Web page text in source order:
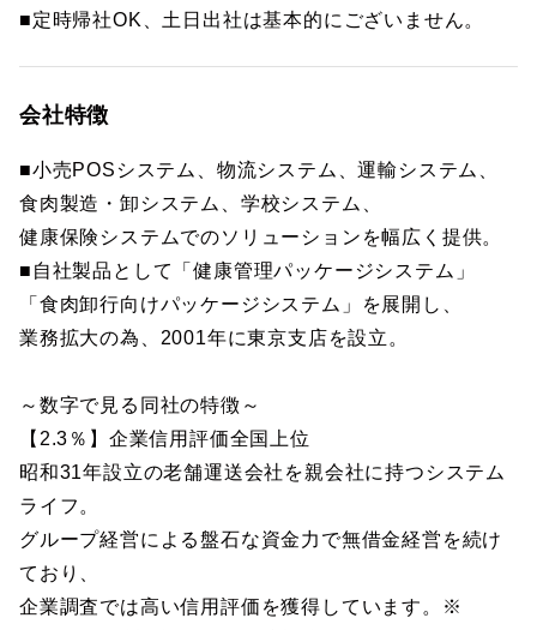
■定時帰社OK、土日出社は基本的にございません。
会社特徴
■小売POSシステム、物流システム、運輸システム、
食肉製造・卸システム、学校システム、
健康保険システムでのソリューションを幅広く提供。
■自社製品として「健康管理パッケージシステム」
「食肉卸行向けパッケージシステム」を展開し、
業務拡大の為、2001年に東京支店を設立。
～数字で見る同社の特徴～
【2.3％】企業信用評価全国上位
昭和31年設立の老舗運送会社を親会社に持つシステム
ライフ。
グループ経営による盤石な資金力で無借金経営を続け
ており、
企業調査では高い信用評価を獲得しています。※